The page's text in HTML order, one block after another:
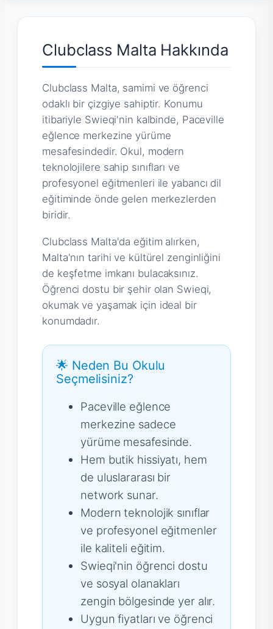
Clubclass Malta Hakkında
Clubclass Malta, samimi ve öğrenci
odaklı bir çizgiye sahiptir. Konumu
itibariyle Swieqi'nin kalbinde, Paceville
eğlence merkezine yürüme
mesafesindedir. Okul, modern
teknolojilere sahip sınıfları ve
profesyonel eğitmenleri ile yabancı dil
eğitiminde önde gelen merkezlerden
biridir.
Clubclass Malta'da eğitim alırken,
Malta'nın tarihi ve kültürel zenginliğini
de keşfetme imkanı bulacaksınız.
Öğrenci dostu bir şehir olan Swieqi,
okumak ve yaşamak için ideal bir
konumdadır.
🌟 Neden Bu Okulu
Seçmelisiniz?
Paceville eğlence
merkezine sadece
yürüme mesafesinde.
Hem butik hissiyatı, hem
de uluslararası bir
network sunar.
Modern teknolojik sınıflar
ve profesyonel eğitmenler
ile kaliteli eğitim.
Swieqi'nin öğrenci dostu
ve sosyal olanakları
zengin bölgesinde yer alır.
Uygun fiyatları ve öğrenci